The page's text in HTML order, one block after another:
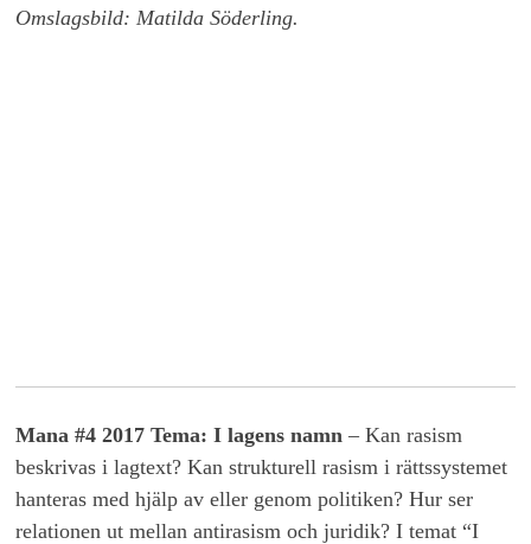
Omslagsbild: Matilda Söderling.
Mana #4 2017 Tema: I lagens namn – Kan rasism
beskrivas i lagtext? Kan strukturell rasism i rättssystemet
hanteras med hjälp av eller genom politiken? Hur ser
relationen ut mellan antirasism och juridik? I temat “I